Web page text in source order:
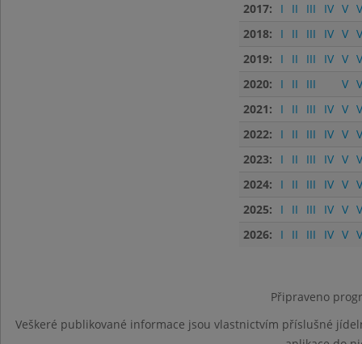
2017:
I II III IV V
2018:
I II III IV V
2019:
I II III IV V
2020:
I II III V
2021:
I II III IV V
2022:
I II III IV V
2023:
I II III IV V
2024:
I II III IV V
2025:
I II III IV V
2026:
I II III IV V
Připraveno
Veškeré publikované informace jsou vlastnictvím příslušné